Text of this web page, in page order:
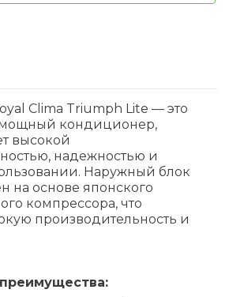
Clima Triumph Lite — это
кондиционер,
высокой
надежностью и
Наружный блок
на основе японского
компрессора, что
производительность и